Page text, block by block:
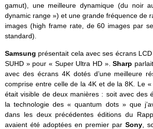
gamut), une meilleure dynamique (du noir
dynamic range ») et une grande fréquence de
images (high frame rate, de 60 images par
standard).
Samsung présentait cela avec ses écrans LCD
SUHD » pour « Super Ultra HD ».Sharp
avec des écrans 4K dotés d’une meilleure
comprise entre celle de la 4K et de la 8K. Le
était visible de deux manières : soit avec des
la technologie des « quantum dots » que
dans les deux précédentes éditions du
avaient été adoptées en premier par Sony ,